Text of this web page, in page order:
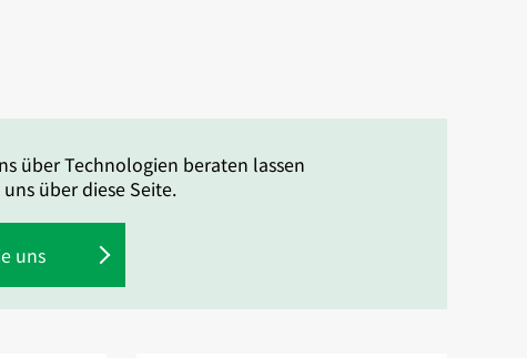
über Technologien beraten lassen
über diese Seite.
uns